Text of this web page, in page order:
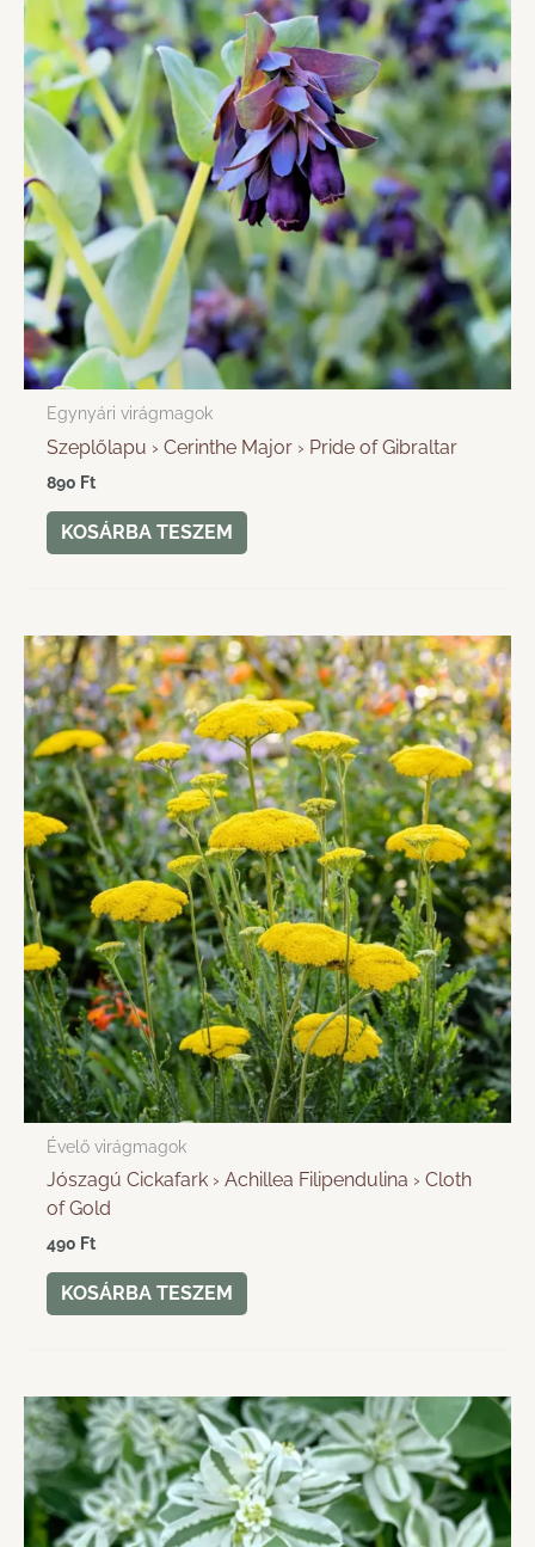
Egynyári virágmagok
Szeplőlapu › Cerinthe Major › Pride of Gibraltar
890 Ft
KOSÁRBA TESZEM
Évelő virágmagok
Jószagú Cickafark › Achillea Filipendulina › Cloth
of Gold
490 Ft
KOSÁRBA TESZEM